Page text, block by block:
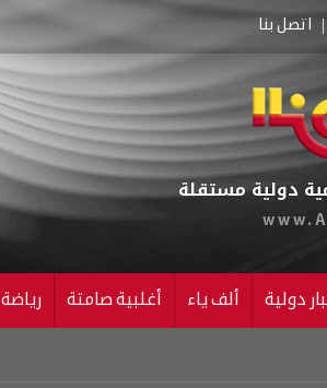
اتصل بنا
دولية مستقلة
دولية ألف ياء أغلبية صامتة رياضة